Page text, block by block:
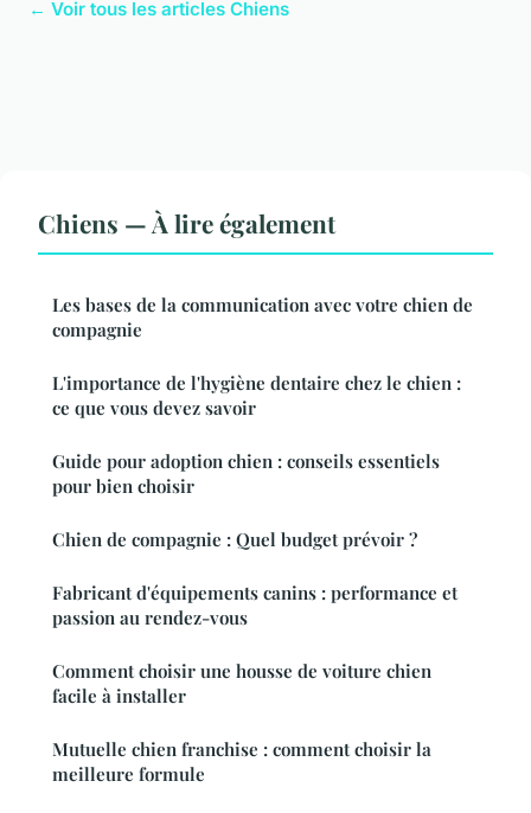
← Voir tous les articles Chiens
Chiens — À lire également
Les bases de la communication avec votre chien de
compagnie
L'importance de l'hygiène dentaire chez le chien :
ce que vous devez savoir
Guide pour adoption chien : conseils essentiels
pour bien choisir
Chien de compagnie : Quel budget prévoir ?
Fabricant d'équipements canins : performance et
passion au rendez-vous
Comment choisir une housse de voiture chien
facile à installer
Mutuelle chien franchise : comment choisir la
meilleure formule